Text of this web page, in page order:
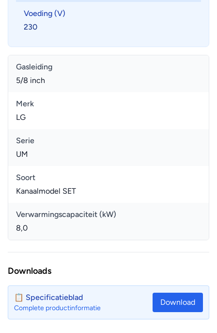
Voeding (V)
230
Gasleiding
5/8 inch
Merk
LG
Serie
UM
Soort
Kanaalmodel SET
Verwarmingscapaciteit (kW)
8,0
Downloads
📋 Specificatieblad
Complete productinformatie
Download